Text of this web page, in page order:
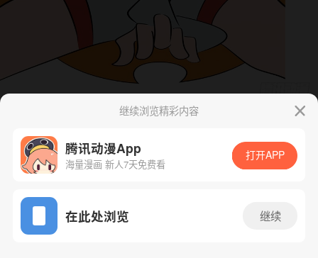
App免费看
下一话 腾漫App免费看
继续浏览精彩内容
腾讯动漫App
海量漫画 新人7天免费看
打开APP
在此处浏览 继续